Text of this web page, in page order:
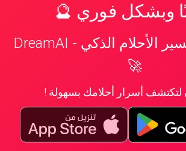
وبشكل فوري 🔮
📱 تطبيق تفسير الأحلام الذكي - DreamAI
🚀
لتكتشف أسرار أحلامك بسهولة !